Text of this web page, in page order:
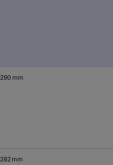
290 mm
282 mm